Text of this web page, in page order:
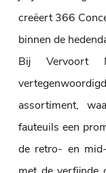
creëert 366
binnen de
Bij Vervoort
assortiment,
fauteuils een
de retro- en